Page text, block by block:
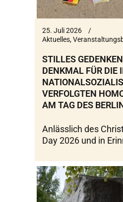
25. Juli 2026
Aktuelles,
STILLES
DENKMAL FÜR DIE
VERFOLGTEN
AM TAG DES
Anlässlich des
Day 2026 und in